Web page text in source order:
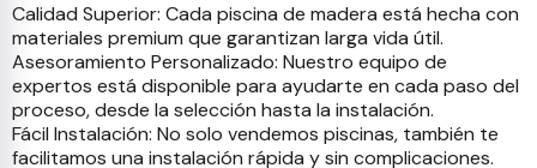
Calidad Superior: Cada piscina de madera está hecha con
materiales premium que garantizan larga vida útil.
Asesoramiento Personalizado: Nuestro equipo de
expertos está disponible para ayudarte en cada paso del
proceso, desde la selección hasta la instalación.
Fácil Instalación: No solo vendemos piscinas, también te
facilitamos una instalación rápida y sin complicaciones.